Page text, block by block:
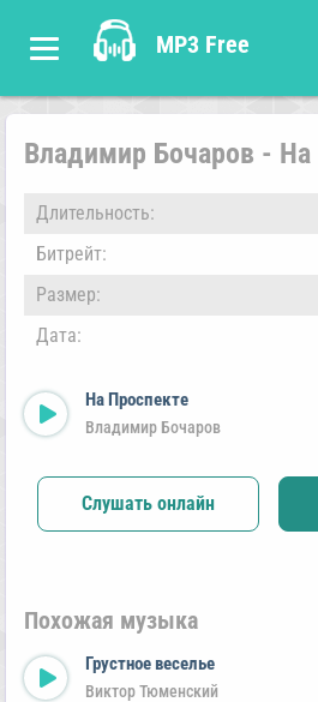
MP3 Free
Владимир Бочаров - На
Длительность:
Битрейт:
Размер:
Дата:
На Проспекте
Владимир Бочаров
Слушать онлайн
Похожая музыка
Грустное веселье
Виктор Тюменский